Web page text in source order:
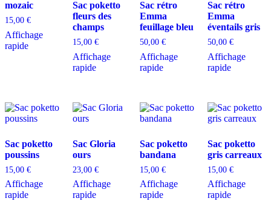
mozaic
15,00 €
Affichage
rapide
Sac poketto
fleurs des
champs
15,00 €
Affichage
rapide
Sac rétro
Emma
feuillage bleu
50,00€
Affichage
rapide
Sac rétro
Emma
éventails gris
50,00 €
Affichage
rapide
Sac poketto
poussins
15,00 €
Affichage
rapide
Sac Gloria
ours
23,00 €
Affichage
rapide
Sac poketto
bandana
15,00€
Affichage
rapide
Sac poketto
gris carreaux
15,00 €
Affichage
rapide